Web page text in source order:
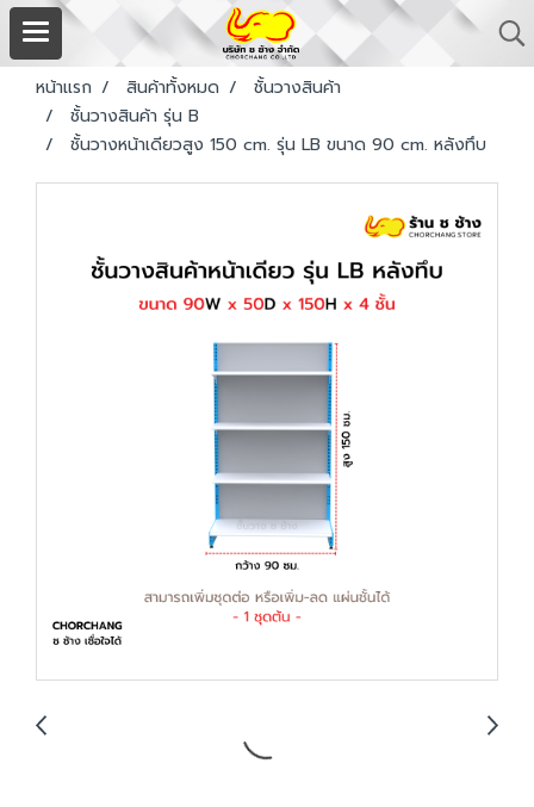
หน้าแรก สินค้าทั้งหมด
ชั้นวางสินค้า
ชั้นวางสินค้า รุ่น B
ชั้นวางหน้าเดียวสูง 150 cm. รุ่น LB ขนาด 90 cm. หลังทึบ